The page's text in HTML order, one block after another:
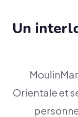
Un
Orientale et